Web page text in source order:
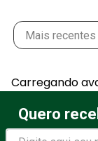
Mais recentes
Carregando
Quero